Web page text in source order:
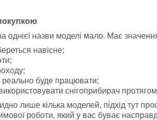
однієї назви моделі мало. Має
навісне;
реально буде працювати;
снігоприбирач
лише кілька моделей, підхід тут
роботи, який у вас буває